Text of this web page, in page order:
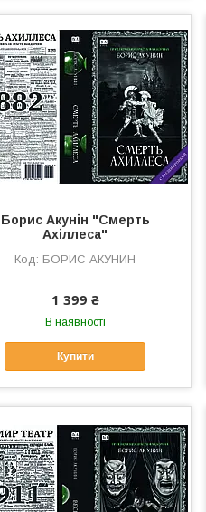
Борис Акунін "Смерть
Ахіллеса"
БОРИС АКУНИН
1 399 ₴
В наявності
Купити